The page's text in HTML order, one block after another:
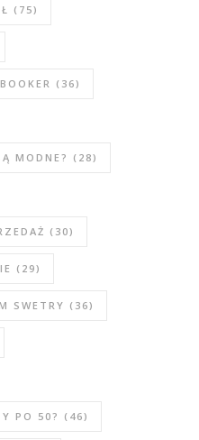
(75)
BOOKER (36)
MODNE? (28)
(30)
(29)
SWETRY (36)
PO 50? (46)